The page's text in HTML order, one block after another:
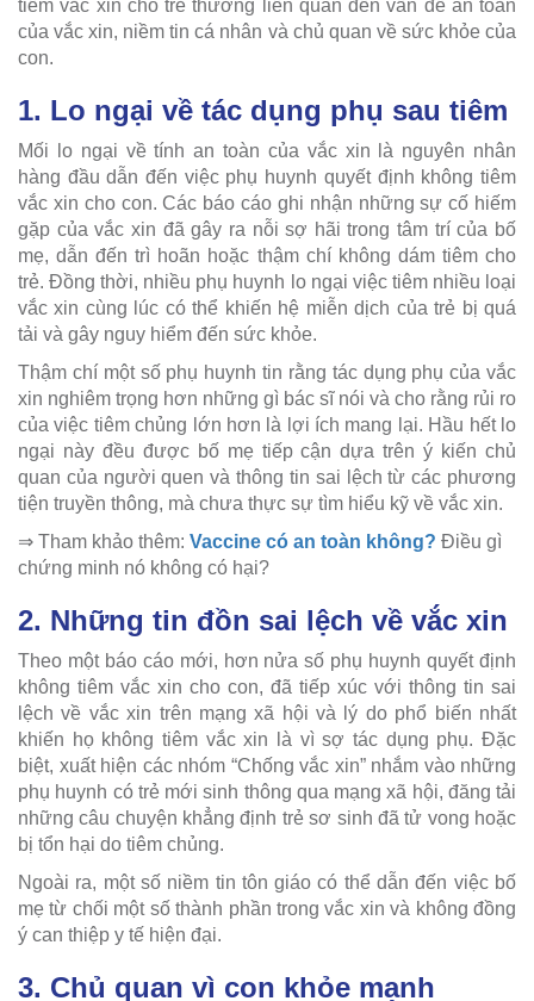
tiêm vắc xin cho trẻ thường liên quan đến vấn đề an toàn
của vắc xin, niềm tin cá nhân và chủ quan về sức khỏe của
con.
1. Lo ngại về tác dụng phụ sau tiêm
Mối lo ngại về tính an toàn của vắc xin là nguyên nhân
hàng đầu dẫn đến việc phụ huynh quyết định không tiêm
vắc xin cho con. Các báo cáo ghi nhận những sự cố hiếm
gặp của vắc xin đã gây ra nỗi sợ hãi trong tâm trí của bố
mẹ, dẫn đến trì hoãn hoặc thậm chí không dám tiêm cho
trẻ. Đồng thời, nhiều phụ huynh lo ngại việc tiêm nhiều loại
vắc xin cùng lúc có thể khiến hệ miễn dịch của trẻ bị quá
tải và gây nguy hiểm đến sức khỏe.
Thậm chí một số phụ huynh tin rằng tác dụng phụ của vắc
xin nghiêm trọng hơn những gì bác sĩ nói và cho rằng rủi ro
của việc tiêm chủng lớn hơn là lợi ích mang lại. Hầu hết lo
ngại này đều được bố mẹ tiếp cận dựa trên ý kiến chủ
quan của người quen và thông tin sai lệch từ các phương
tiện truyền thông, mà chưa thực sự tìm hiểu kỹ về vắc xin.
⇒ Tham khảo thêm: Vaccine có an toàn không? Điều gì
chứng minh nó không có hại?
2. Những tin đồn sai lệch về vắc xin
Theo một báo cáo mới, hơn nửa số phụ huynh quyết định
không tiêm vắc xin cho con, đã tiếp xúc với thông tin sai
lệch về vắc xin trên mạng xã hội và lý do phổ biến nhất
khiến họ không tiêm vắc xin là vì sợ tác dụng phụ. Đặc
biệt, xuất hiện các nhóm “Chống vắc xin” nhắm vào những
phụ huynh có trẻ mới sinh thông qua mạng xã hội, đăng tải
những câu chuyện khẳng định trẻ sơ sinh đã tử vong hoặc
bị tổn hại do tiêm chủng.
Ngoài ra, một số niềm tin tôn giáo có thể dẫn đến việc bố
mẹ từ chối một số thành phần trong vắc xin và không đồng
ý can thiệp y tế hiện đại.
3. Chủ quan vì con khỏe mạnh